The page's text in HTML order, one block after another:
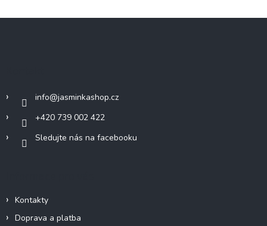
info@jasminkashop.cz
+420 739 002 422
Sledujte nás na facebooku
Kontakty
Doprava a platba